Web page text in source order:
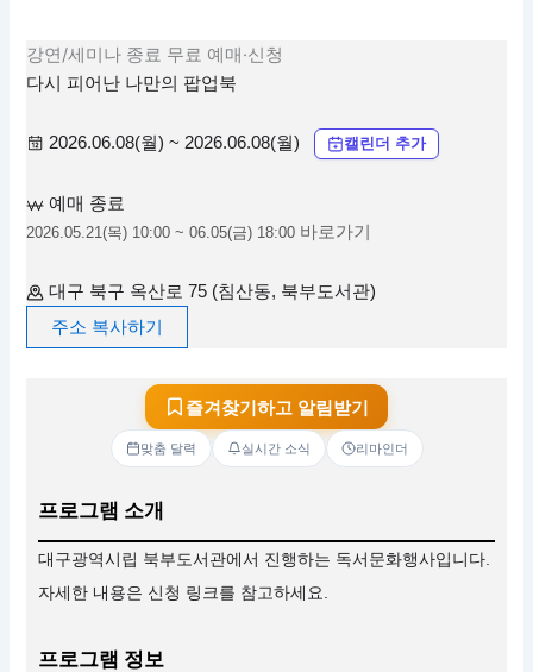
강연/세미나 종료 무료 예매·신청
다시 피어난 나만의 팝업북
2026.06.08(월) ~ 2026.06.08(월) 캘린더 추가
예매 종료
2026.05.21(목) 10:00 ~ 06.05(금) 18:00 바로가기
대구 북구 옥산로 75 (침산동, 북부도서관)
주소 복사하기
즐겨찾기하고 알림받기
맞춤 달력 실시간 소식 리마인더
프로그램 소개
대구광역시립 북부도서관에서 진행하는 독서문화행사입니다.
자세한 내용은 신청 링크를 참고하세요.
프로그램 정보